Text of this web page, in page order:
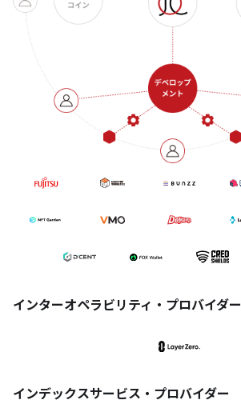
インターオペラビリティ・プロバイダー
インデックスサービス・プロバイダー